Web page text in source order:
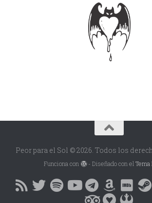
Peor para el Sol © 2026. Todos los
Funciona con - Diseñado con el Tema